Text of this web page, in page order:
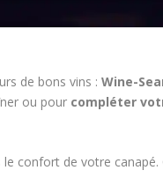
de bons vins : Wine-
ou pour compléter
confort de votre canapé.